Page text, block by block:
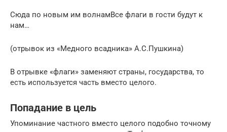
Сюда по новым им волнамВсе флаги в гости будут к
нам…
(отрывок из «Медного всадника» А.С.Пушкина)
В отрывке «флаги» заменяют страны, государства, то
есть используется часть вместо целого.
Попадание в цель
Упоминание частного вместо целого подобно точному